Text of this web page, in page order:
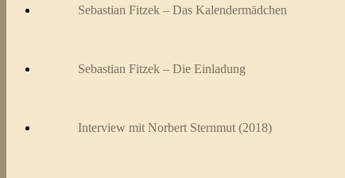
Sebastian Fitzek – Das Kalendermädchen
Sebastian Fitzek – Die Einladung
Interview mit Norbert Sternmut (2018)